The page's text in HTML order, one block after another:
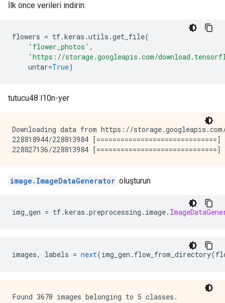
İlk önce verileri indirin:
flowers = tf.keras .utils .get_file(
'flower_photos' ,
'https://storage.googleapis.com/
untar=True)
tutucu48 l10n-yer
Downloading data from https://
228818944/228813984
image.ImageDataGenerator oluşturun
img_gen = tf.keras .preprocessing . image.
images, labels = next(img_gen . flow_from_directory(